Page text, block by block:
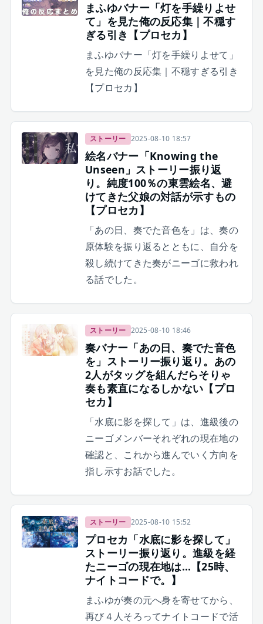
まふゆバナー「灯を手繰りよせ
て」を見た俺の反応集｜不穏す
ぎる引き【プロセカ】
まふゆバナー「灯を手繰りよせて」
を見た俺の反応集｜不穏すぎる引き
【プロセカ】
ストーリー 2025-08-10 18:57
絵名バナー「Knowing the
Unseen」ストーリー振り返
り。純度100％の東雲絵名、避
けてきた父娘の対話が示すもの
【プロセカ】
「あの日、奏でた音色を」は、奏の
原体験を振り返るとともに、自分を
殺し続けてきた奏がニーゴに救われ
る話でした。
ストーリー 2025-08-10 18:46
奏バナー「あの日、奏でた音色
を」ストーリー振り返り。あの
2人がタッグを組んだらそりゃ
奏も素直になるしかない【プロ
セカ】
「水底に影を探して」は、進級後の
ニーゴメンバーそれぞれの現在地の
確認と、これから進んでいく方向を
指し示すお話でした。
ストーリー 2025-08-10 15:52
プロセカ「水底に影を探して」
ストーリー振り返り。進級を経
たニーゴの現在地は…【25時、
ナイトコードで。】
まふゆが奏の元へ身を寄せてから、
再び４人そろってナイトコードで活